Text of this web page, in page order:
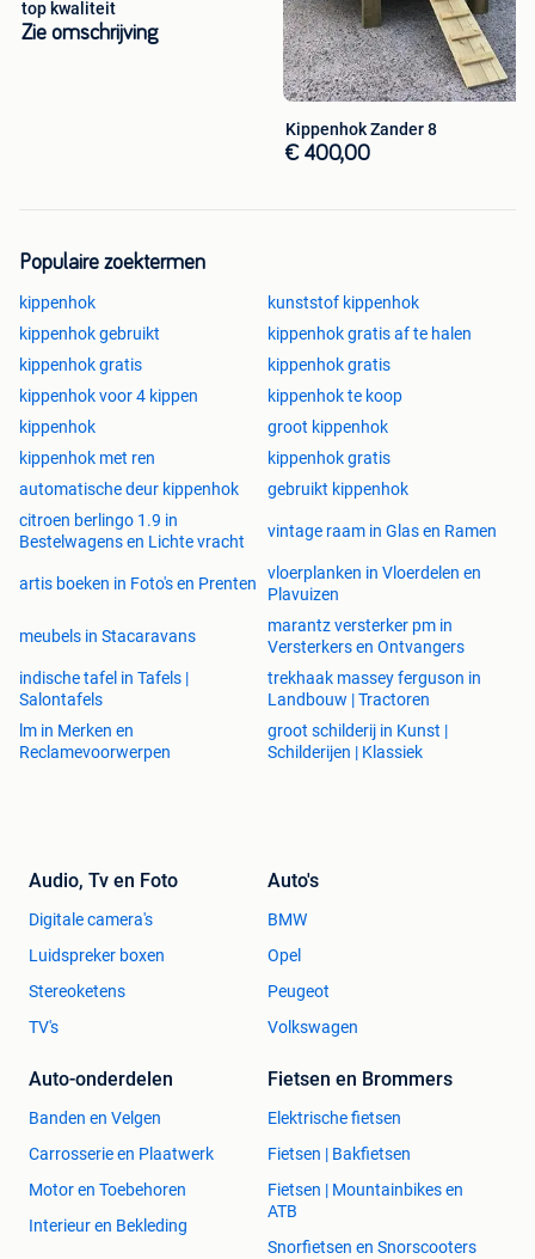
Small €549
Medium €699
€499
Al deze hokken zijn voldoende op voorraad alsook al deze
toebehoren
Voor meer info neem gerust contact op
Deze hokken kunnen opgehaald worden in Rillaar.
Deze staan hier gemonteerd ter bezichting
Leveringen zijn zeker mogelijk, bekijk gerust onze website:
www.kippenshopjordi.be
Kippenshop Jordi
Schoonderbeukenweg 280
3202 Rillaar
Vaste openingsuren zonder afspraak:
zaterdag 18/5
zondag 19/5
zijn we geopend zonder afspraak van 10-16uur
Alle andere dagen op afspraak
Gsm : 0487943884
Webshop: www.kippenshopjordi.be
top kwaliteit
Zie omschrijving
Kippenhok Zander 8
€ 400,00
Populaire zoektermen
kippenhok
kunststof kippenhok
kippenhok gebruikt
kippenhok gratis af te halen
kippenhok gratis
kippenhok gratis
kippenhok voor 4 kippen
kippenhok te koop
kippenhok
groot kippenhok
kippenhok met ren
kippenhok gratis
automatische deur kippenhok
gebruikt kippenhok
citroen berlingo 1.9 in
Bestelwagens en Lichte vracht
vintage raam in Glas en Ramen
artis boeken in Foto's en Prenten
vloerplanken in Vloerdelen en
Plavuizen
meubels in Stacaravans
marantz versterker pm in
Versterkers en Ontvangers
indische tafel in Tafels |
Salontafels
trekhaak massey ferguson in
Landbouw | Tractoren
lm in Merken en
Reclamevoorwerpen
groot schilderij in Kunst |
Schilderijen | Klassiek
Audio, Tv en Foto
Digitale camera's
Luidspreker boxen
Stereoketens
TV's
Auto's
BMW
Opel
Peugeot
Volkswagen
Auto-onderdelen
Banden en Velgen
Carrosserie en Plaatwerk
Motor en Toebehoren
Interieur en Bekleding
Fietsen en Brommers
Elektrische fietsen
Fietsen | Bakfietsen
Fietsen | Mountainbikes en
ATB
Snorfietsen en Snorscooters